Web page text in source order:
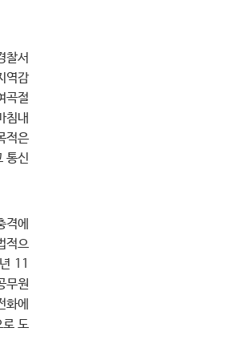
찰서
역감
곡절
침내
적은
통신
에
적으
11
무원
에
로 도